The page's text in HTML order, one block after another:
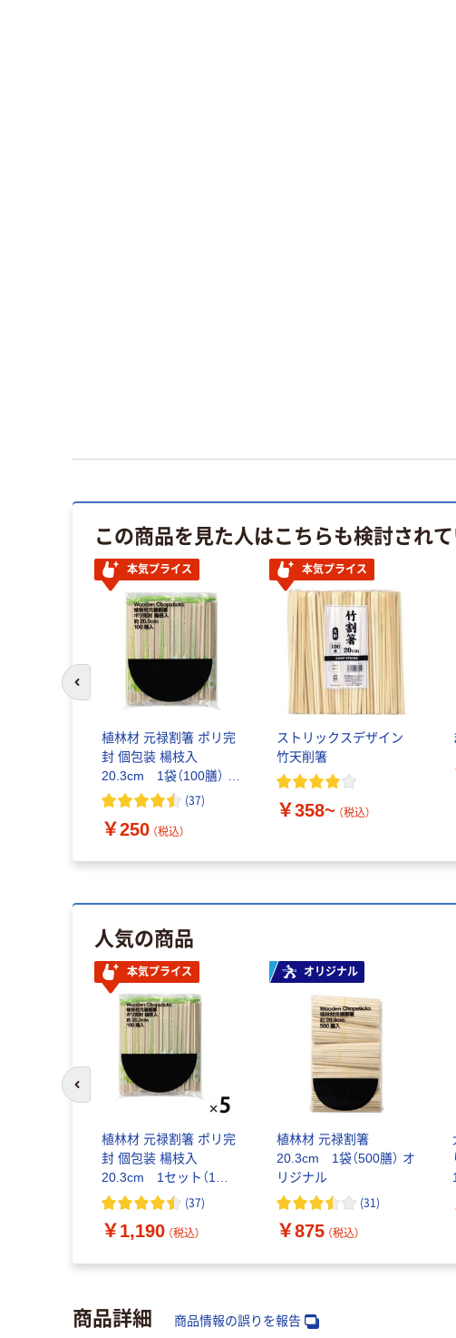
この商品を見た人はこちらも検討され
本気プライス
植林材 元禄割箸 ポリ完
封 個包装 楊枝入
20.3cm 1袋（100膳） オ
リジナル
(37)
￥250 （税込）
本気プライス
ストリックスデザイン
竹天削箸
￥358~ （税込）
前のスライドへ
人気の商品
本気プライス
植林材 元禄割箸 ポリ完
封 個包装 楊枝入
20.3cm 1セット（1袋
（100膳入）×5） オリジナ
(37)
￥1,190 （税込）
オリジナル
植林材 元禄割箸
20.3cm 1袋（500膳） オ
リジナル
(31)
￥875 （税込）
前のスライドへ
商品詳細 商品情報の誤りを報告